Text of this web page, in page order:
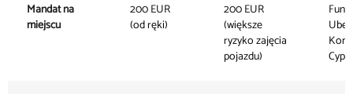
Mandat na
miejscu
200 EUR
(od ręki)
200 EUR
(większe
ryzyko zajęcia
pojazdu)